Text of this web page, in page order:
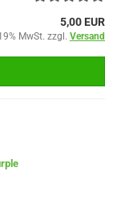
5,00 EUR
MwSt. zzgl. Versand